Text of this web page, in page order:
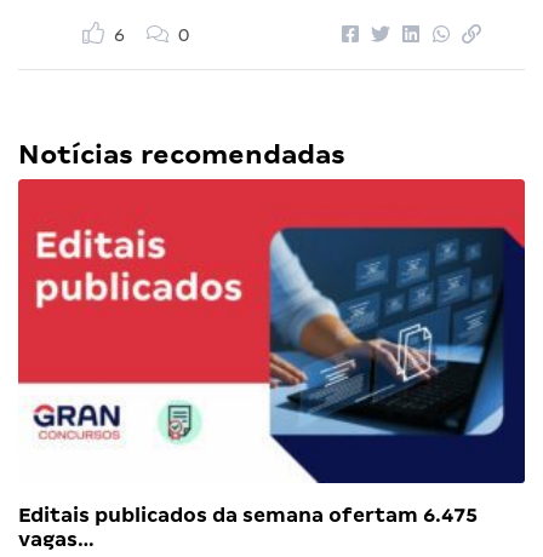
6 0
Notícias recomendadas
Editais publicados da semana ofertam 6.475
vagas…